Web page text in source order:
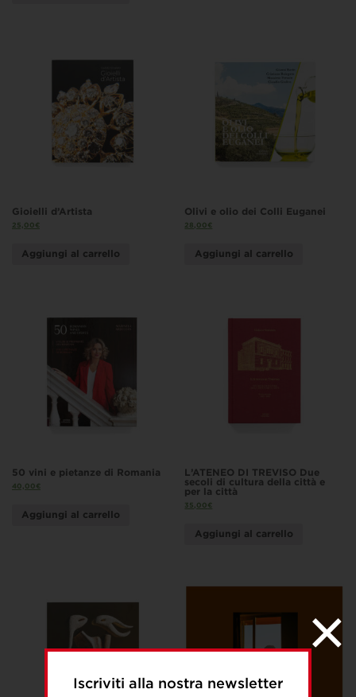
Iscriviti alla nostra newsletter
Gioielli d’Artista
25,00€
Aggiungi al carrello
Olivi e olio dei Colli Euganei
28,00€
Aggiungi al carrello
50 vini e pietanze di Romania
40,00€
Aggiungi al carrello
L’ATENEO DI TREVISO Due
secoli di cultura della città e
per la città
35,00€
Aggiungi al carrello